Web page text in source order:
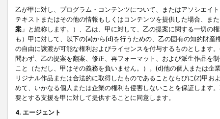
乙が甲に対し、プログラム・コンテンツについて、またはアソシエイ
テキストまたはその他の情報もしくはコンテンツを提供した場合、ま
案 」と総称します。）、乙は、甲に対して、乙の提案に関する一切
も）甲に対して、以下の(a)から(d)を行うための、乙の固有の知的財
の自由に譲渡が可能な権利およびライセンスを付与するものとします
問わず、乙の提案を翻案、修正、再フォーマット、および派生作品を
こと（ただし、甲はその義務を負いません。）。(d)他の個人または
リジナル作品または合法的に取得したものであることならびに(Z)甲
めて、いかなる個人または企業の権利も侵害しないことを保証します
要とする支援を甲に対して提供することに同意します。
4. エージェント